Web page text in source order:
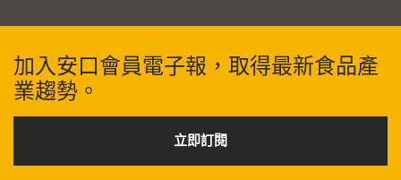
加入安口會員電子報，取得最新食品產
業趨勢。
立即訂閱